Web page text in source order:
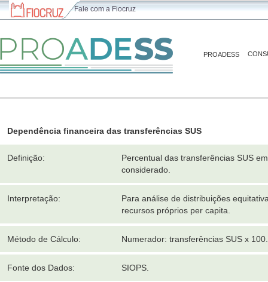
Fale com a Fiocruz
PROADESS
Dependência financeira das transferências SUS
Definição:
Percentual das transferências SUS
considerado.
Interpretação:
Para análise de distribuições
recursos próprios per capita.
Método de Cálculo: Numerador: transferências SUS x
Fonte dos Dados: SIOPS.